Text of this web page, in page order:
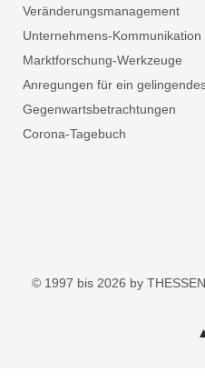
Veränderungsmanagement
Unternehmens-Kommunikation
Marktforschung-Werkzeuge
Anregungen für ein
Gegenwartsbetrachtungen
Corona-Tagebuch
© 1997 bis 2026 by